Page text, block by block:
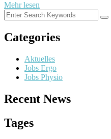
Mehr lesen
Categories
Aktuelles
Jobs Ergo
Jobs Physio
Recent News
Tages